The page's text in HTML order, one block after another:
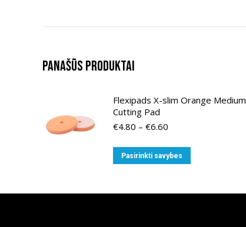
Panašūs produktai
Flexipads X-slim Orange Medium
Cutting Pad
€4.80 – €6.60
€4.80
through
Pasirinkti savybes